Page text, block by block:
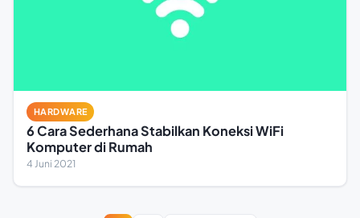
HARDWARE
6 Cara Sederhana Stabilkan Koneksi WiFi
Komputer di Rumah
4 Juni 2021